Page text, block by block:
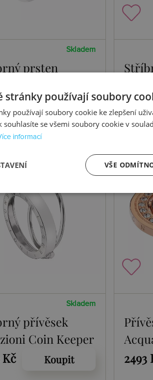
Skladem
prsten
NatureKoupit 1405
Skladem
přívěsek
Coin Keeper
25
Kč Koupit
Gold
2493
stránky používají soubory
používají soubory cookie ke zlepšení
souhlasíte se všemi soubory cookie v
informací
VŠE